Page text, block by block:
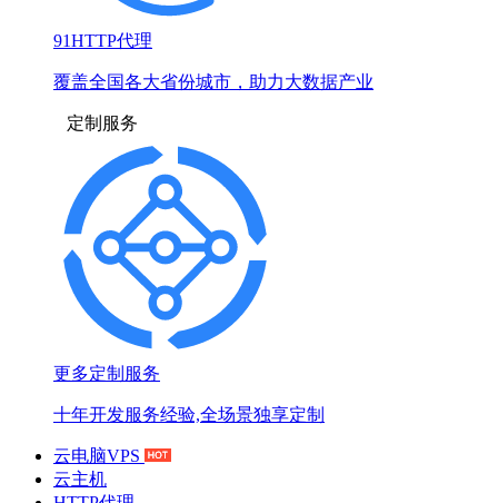
91HTTP代理
覆盖全国各大省份城市，助力大数据产业
定制服务
更多定制服务
十年开发服务经验,全场景独享定制
云电脑VPS
云主机